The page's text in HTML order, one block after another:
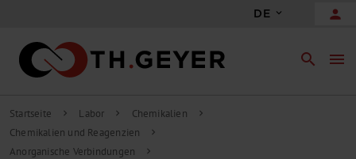
DE person
search menu
Startseite chevron_right Labor chevron_right Chemikalien chevron_right
Chemikalien und Reagenzien chevron_right
Anorganische Verbindungen chevron_right